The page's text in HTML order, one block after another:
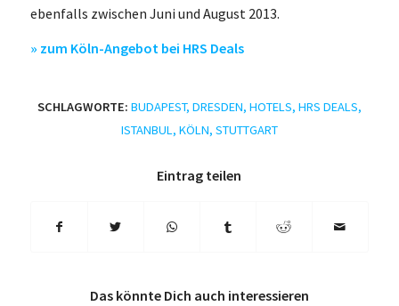
ebenfalls zwischen Juni und August 2013.
» zum Köln-Angebot bei HRS Deals
SCHLAGWORTE: BUDAPEST, DRESDEN, HOTELS, HRS DEALS,
ISTANBUL, KÖLN, STUTTGART
Eintrag teilen
Das könnte Dich auch interessieren